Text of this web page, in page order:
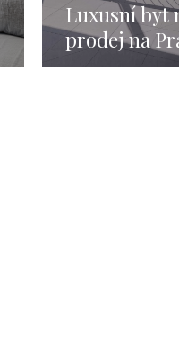
Luxusní byt
prodej na
159m